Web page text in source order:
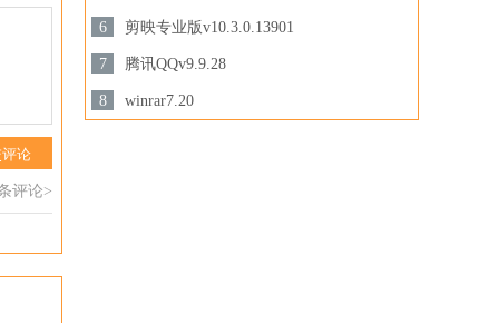
论
评论>
3.28MB /
6
剪映专业版v10.3.0.13901
694.78 MB /
下载
7
腾讯QQv9.9.28
201.87MB /
8
winrar7.20